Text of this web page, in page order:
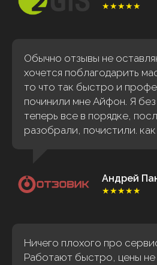
★★★★★
Обычно отзывы не
хочется поблагодарить
то что так быстро и
починили мне Айфон. Я без
теперь все в порядке,
разобрали, почистили.
Андрей
★★★★★
Ничего плохого про
Работают быстро, цены не